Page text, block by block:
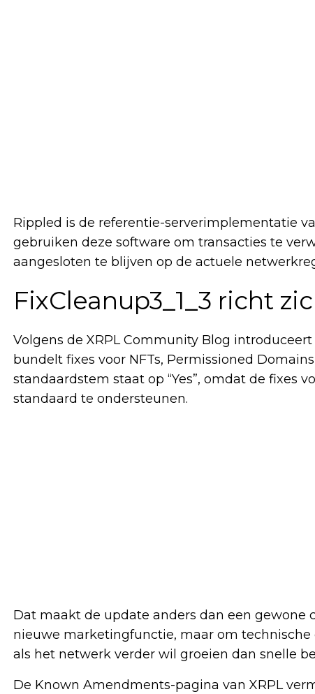
Rippled is de referentie-serverimplementatie
gebruiken deze software om transacties te
aangesloten te blijven op de actuele
FixCleanup3_1_3 richt
Volgens de XRPL Community Blog
bundelt fixes voor NFTs, Permissioned
standaardstem staat op “Yes”, omdat de fixes
standaard te ondersteunen.
Dat maakt de update anders dan een gewone
nieuwe marketingfunctie, maar om
als het netwerk verder wil groeien dan snelle
De Known Amendments-pagina van XRPL